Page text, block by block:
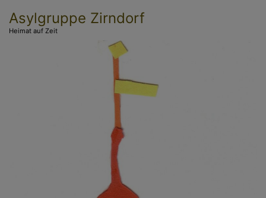
zum
Inhalt
Asylgruppe Zirndorf
Heimat auf Zeit